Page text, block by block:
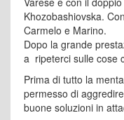
Khozobashiovska.
Carmelo e Marino.
Dopo la grande
a ripeterci sulle cose
Prima di tutto la
permesso di
buone soluzioni in